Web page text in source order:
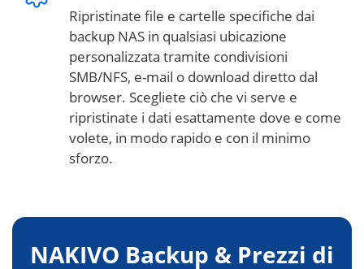
Ripristinate file e cartelle specifiche dai
backup NAS in qualsiasi ubicazione
personalizzata tramite condivisioni
SMB/NFS, e-mail o download diretto dal
browser. Scegliete ciò che vi serve e
ripristinate i dati esattamente dove e come
volete, in modo rapido e con il minimo
sforzo.
NAKIVO Backup & Prezzi di